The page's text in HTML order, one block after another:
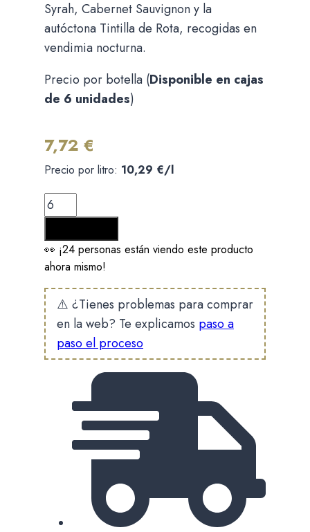
Syrah, Cabernet Sauvignon y la
autóctona Tintilla de Rota, recogidas en
vendimia nocturna.
Precio por botella (Disponible en cajas
de 6 unidades)
7,72 €
Precio por litro: 10,29 €/l
Entrechuelos
Roble
cantidad
👀 ¡24 personas están viendo este producto
ahora mismo!
⚠️ ¿Tienes problemas para comprar
en la web? Te explicamos paso a
paso el proceso